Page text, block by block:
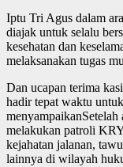
Iptu Tri Agus dalam
diajak untuk selalu
kesehatan dan
melaksanakan tugas
Dan ucapan terima
hadir tepat waktu
melakukan patroli
kejahatan jalanan,
lainnya di wilayah